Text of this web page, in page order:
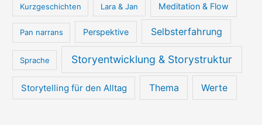
Kurzgeschichten Lara & Jan Meditation & Flow
Pan narrans Perspektive Selbsterfahrung
Sprache Storyentwicklung & Storystruktur
Storytelling für den Alltag Thema Werte